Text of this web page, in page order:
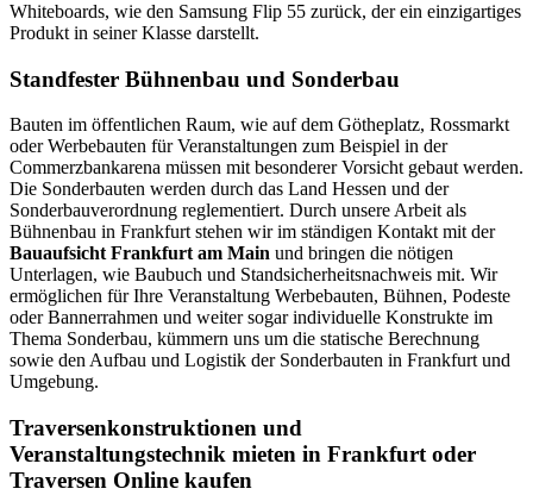
Whiteboards, wie den Samsung Flip 55 zurück, der ein einzigartiges
Produkt in seiner Klasse darstellt.
Standfester Bühnenbau und Sonderbau
Bauten im öffentlichen Raum, wie auf dem Götheplatz, Rossmarkt
oder Werbebauten für Veranstaltungen zum Beispiel in der
Commerzbankarena müssen mit besonderer Vorsicht gebaut werden.
Die Sonderbauten werden durch das Land Hessen und der
Sonderbauverordnung reglementiert. Durch unsere Arbeit als
Bühnenbau in Frankfurt stehen wir im ständigen Kontakt mit der
Bauaufsicht Frankfurt am Main und bringen die nötigen
Unterlagen, wie Baubuch und Standsicherheitsnachweis mit. Wir
ermöglichen für Ihre Veranstaltung Werbebauten, Bühnen, Podeste
oder Bannerrahmen und weiter sogar individuelle Konstrukte im
Thema Sonderbau, kümmern uns um die statische Berechnung
sowie den Aufbau und Logistik der Sonderbauten in Frankfurt und
Umgebung.
Traversenkonstruktionen und
Veranstaltungstechnik mieten in Frankfurt oder
Traversen Online kaufen